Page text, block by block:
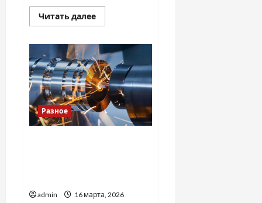
Читать далееПрочитать
больше
грамотной
доставки
воды
Разное
admin 16 марта, 2026